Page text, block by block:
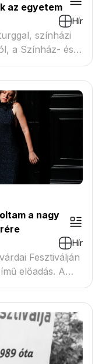
az egyetem
Hír
színházi
a Színház- és
elmúlt több mint
is
a nagy
Hír
Fesztiválján
előadás. A
pályája
föltett